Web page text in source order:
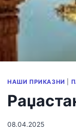
НАШИ ПРИКАЗНИ
08.04.2025